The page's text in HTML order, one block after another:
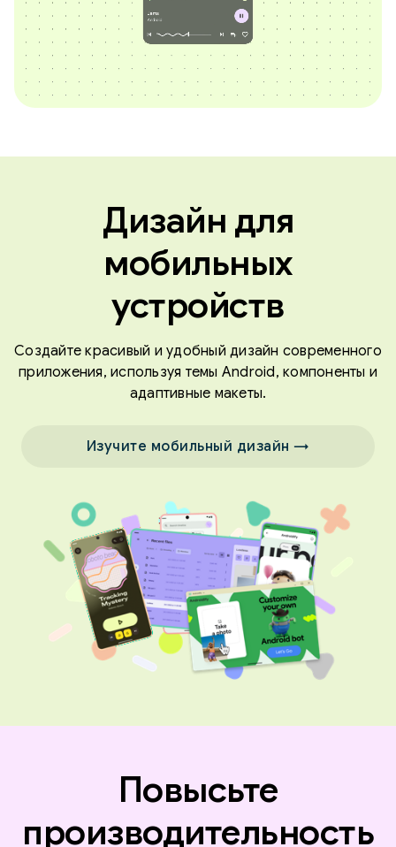
Дизайн для
мобильных
устройств
Создайте красивый и удобный дизайн современного
приложения, используя темы Android, компоненты и
адаптивные макеты.
Изучите мобильный дизайн →
Повысьте
производительность